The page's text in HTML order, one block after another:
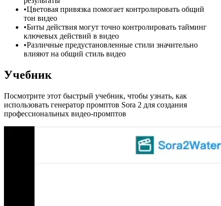
•Цветовая привязка помогает контролировать общий
тон видео
•Биты действия могут точно контролировать тайминг
ключевых действий в видео
•Различные предустановленные стили значительно
влияют на общий стиль видео
Учебник
Посмотрите этот быстрый учебник, чтобы узнать, как
использовать генератор промптов Sora 2 для создания
профессиональных видео-промптов